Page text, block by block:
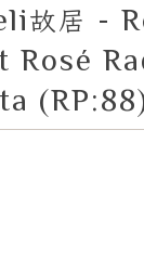
故居 -
Rosé
VIEW CART